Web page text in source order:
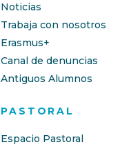
Noticias
Trabaja con nosotros
Erasmus+
Canal de denuncias
Antiguos Alumnos
PASTORAL
Espacio Pastoral